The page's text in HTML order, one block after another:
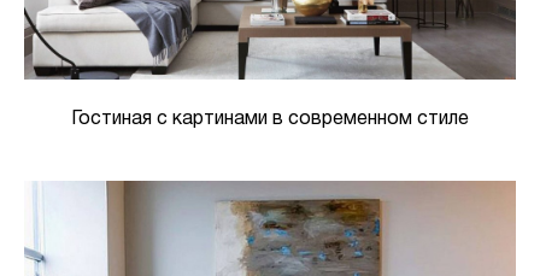
Гостиная с картинами в современном стиле